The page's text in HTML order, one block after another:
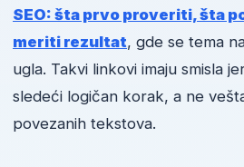
SEO: šta prvo proveriti, šta
meriti rezultat, gde se tema
ugla. Takvi linkovi imaju smisla
sledeći logičan korak, a ne
povezanih tekstova.